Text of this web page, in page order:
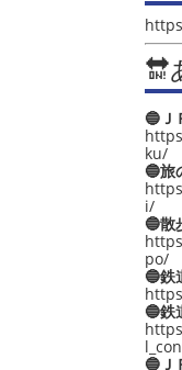
🔛
🔵Ｊ
ku/
🔵旅
i/
🔵散
po/
🔵鉄
🔵鉄
🔵Ｊ